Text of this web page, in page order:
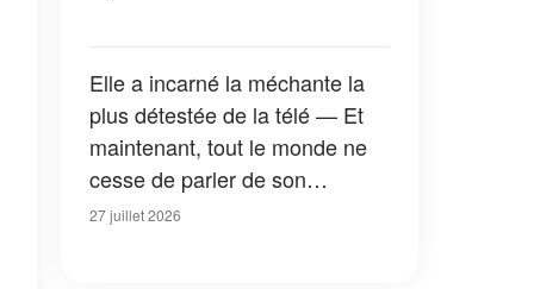
Elle a incarné la méchante la
plus détestée de la télé — Et
maintenant, tout le monde ne
cesse de parler de son
apparition dans la nouvelle
27 juillet 2026